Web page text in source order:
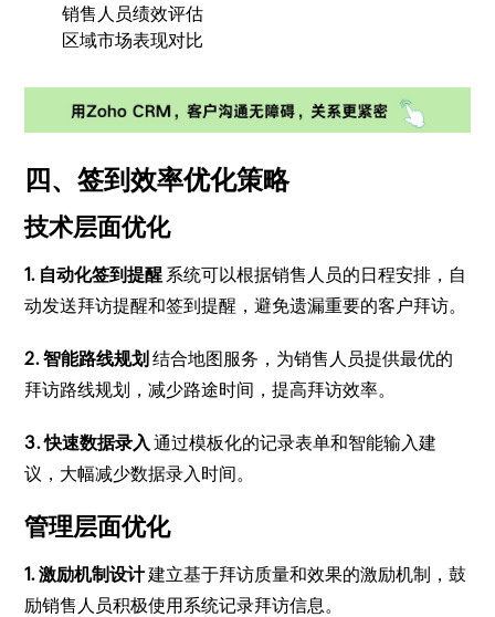
销售人员绩效评估
区域市场表现对比
四、签到效率优化策略
技术层面优化
1. 自动化签到提醒 系统可以根据销售人员的日程安排，自
动发送拜访提醒和签到提醒，避免遗漏重要的客户拜访。
2. 智能路线规划 结合地图服务，为销售人员提供最优的
拜访路线规划，减少路途时间，提高拜访效率。
3. 快速数据录入 通过模板化的记录表单和智能输入建
议，大幅减少数据录入时间。
管理层面优化
1. 激励机制设计建立基于拜访质量和效果的激励机制，鼓
励销售人员积极使用系统记录拜访信息。